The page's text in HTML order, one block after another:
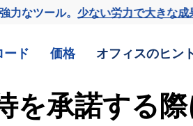
力なツール。少ない労力で大きな成
ード 価格 オフィスのヒン
を承諾する